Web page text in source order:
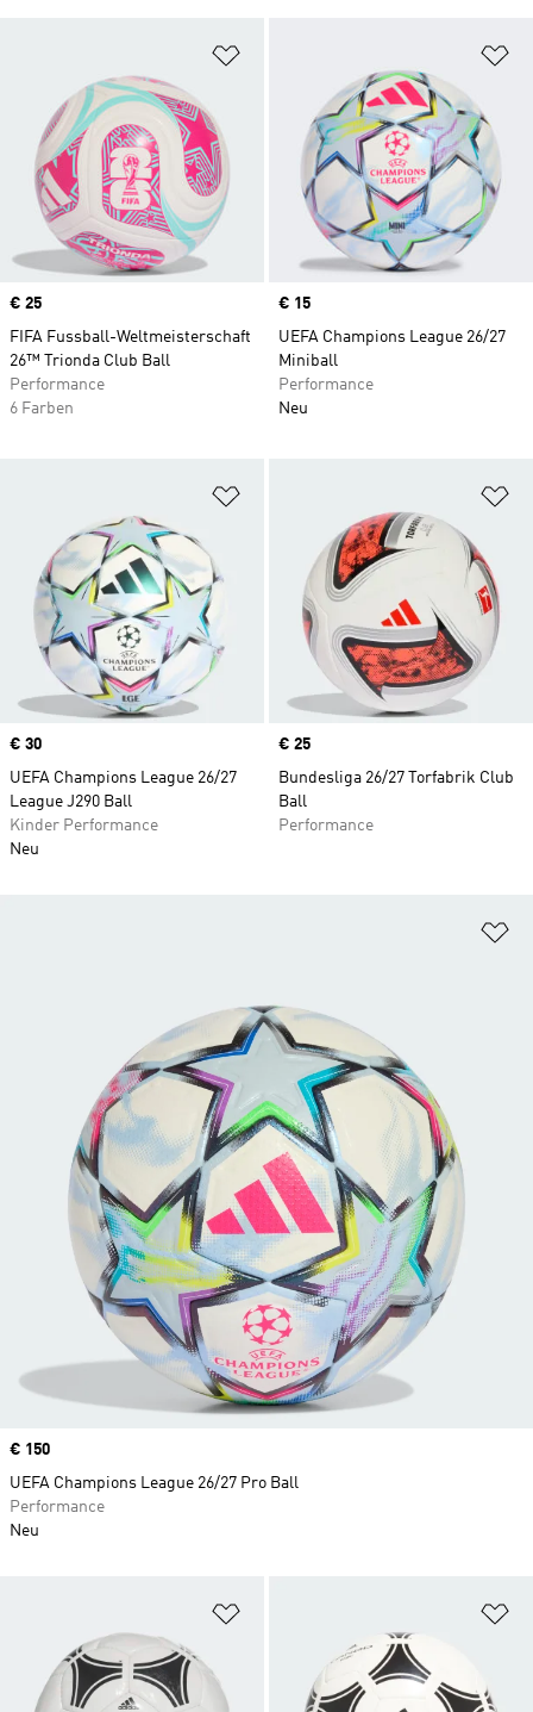
Price
€ 25
FIFA Fussball-Weltmeisterschaft
26™ Trionda Club Ball
Performance
6 Farben
Price
€ 15
UEFA Champions League 26/27
Miniball
Performance
Neu
Price
€ 30
UEFA Champions League 26/27
League J290 Ball
Kinder Performance
Neu
Price
€ 25
Bundesliga 26/27 Torfabrik Club
Ball
Performance
Price
€ 150
UEFA Champions League 26/27 Pro Ball
Performance
Neu